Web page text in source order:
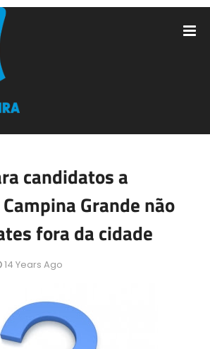
candidatos a
Grande não
fora da cidade
14 Years Ago